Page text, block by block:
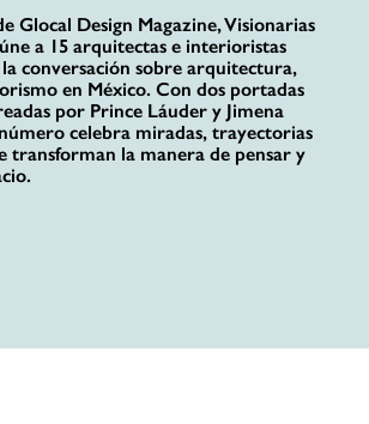
Glocal Design Magazine, Visionarias
a 15 arquitectas e interioristas
conversación sobre arquitectura,
en México. Con dos portadas
por Prince Láuder y Jimena
celebra miradas, trayectorias
transforman la manera de pensar y